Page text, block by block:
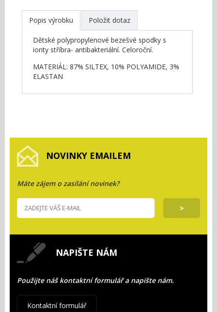
Popis výrobku Položit dotaz
Dětské polypropylenové bezešvé spodky s
ionty stříbra- antibakteriální. Celoroční.
MATERIÁL: 87% SILTEX, 10% POLYAMIDE, 3%
ELASTAN
NOVINKY EMAILEM
Máte zájem o zasílání novinek?
NAPIŠTE NÁM
Použijte náš kontaktní formulář a napište nám.
Kontaktní formulář